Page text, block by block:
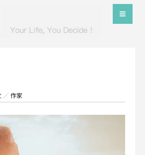
／作家